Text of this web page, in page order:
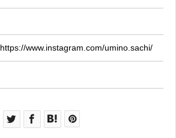
https://www.instagram.com/umino.sachi/